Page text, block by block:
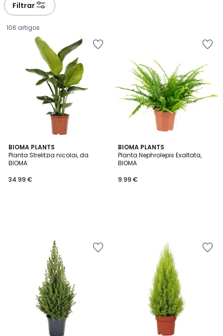
Filtrar
106 artigos
BIOMA PLANTS
Planta Strelitzia nicolai, da
BIOMA
€.
34.99 €
BIOMA PLANTS
Planta Nephrolepis Exaltata,
BIOMA
9.99 €